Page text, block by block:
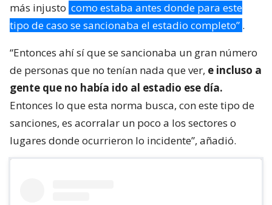
más injusto como estaba antes donde para este
tipo de caso se sancionaba el estadio completo” .
“Entonces ahí sí que se sancionaba un gran número
de personas que no tenían nada que ver, e incluso a
gente que no había ido al estadio ese día.
Entonces lo que esta norma busca, con este tipo de
sanciones, es acorralar un poco a los sectores o
lugares donde ocurrieron lo incidente”, añadió.